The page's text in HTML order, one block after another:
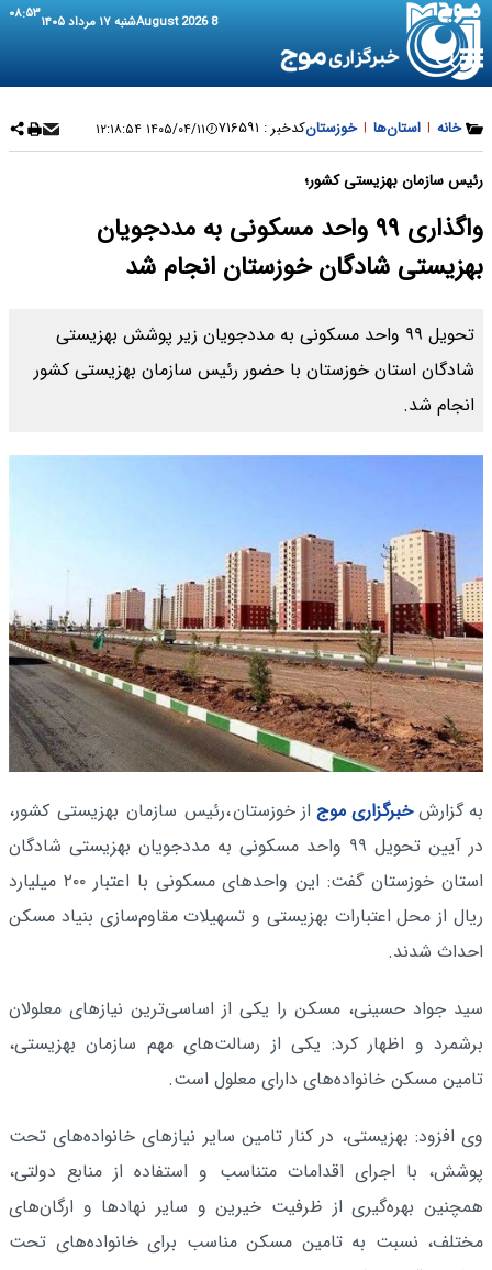
8 August 2026 شنبه ۱۷ مرداد ۱۴۰۵ ۰۸:۵۳
خانه | استان‌ها | خوزستانکدخبر : ۷۱۶۵۹۱ ۱۴۰۵/۰۴/۱۱ ۱۲:۱۸:۵۴
رئیس سازمان بهزیستی کشور؛
واگذاری ۹۹ واحد مسکونی به مددجویان
بهزیستی شادگان خوزستان انجام شد
تحویل ۹۹ واحد مسکونی به مددجویان زیر پوشش بهزیستی
شادگان استان خوزستان با حضور رئیس سازمان بهزیستی کشور
انجام شد.
به گزارشخبرگزاری موج از خوزستان،رئیس سازمان بهزیستی کشور،
در آیین تحویل ۹۹ واحد مسکونی به مددجویان بهزیستی شادگان
استان خوزستان گفت: این واحد‌های مسکونی با اعتبار ۲۰۰ میلیارد
ریال از محل اعتبارات بهزیستی و تسهیلات مقاوم‌سازی بنیاد مسکن
احداث شدند.
سید جواد حسینی، مسکن را یکی از اساسی‌ترین نیاز‌های معلولان
برشمرد و اظهار کرد: یکی از رسالت‌های مهم سازمان بهزیستی،
تامین مسکن خانواده‌های دارای معلول است.
وی افزود: بهزیستی، در کنار تامین سایر نیاز‌های خانواده‌های تحت
پوشش، با اجرای اقدامات متناسب و استفاده از منابع دولتی،
همچنین بهره‌گیری از ظرفیت خیرین و سایر نهاد‌ها و ارگان‌های
مختلف، نسبت به تامین مسکن مناسب برای خانواده‌های تحت